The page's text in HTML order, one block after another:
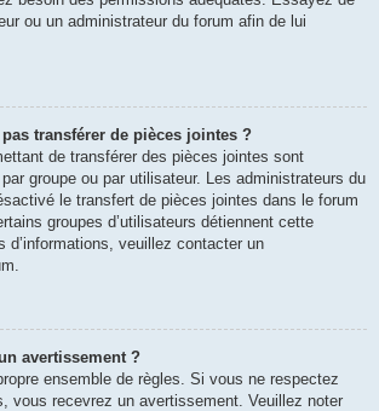
ou un administrateur du forum afin de lui
transférer de pièces jointes ?
de transférer des pièces jointes sont
groupe ou par utilisateur. Les administrateurs du
le transfert de pièces jointes dans le forum
groupes d’utilisateurs détiennent cette
d’informations, veuillez contacter un
avertissement ?
ensemble de règles. Si vous ne respectez
vous recevrez un avertissement. Veuillez noter